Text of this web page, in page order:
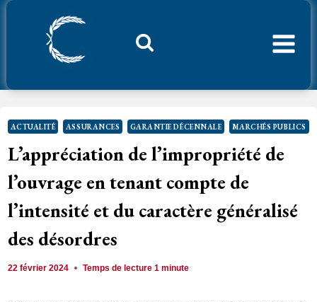
Aller
ACTUALITÉ ASSURANCES GARANTIE DÉCENNALE MARCHÉS PUBLICS
L’appréciation de l’impropriété de
l’ouvrage en tenant compte de
l’intensité et du caractère généralisé
des désordres
22 février 2024 Temps de lecture1 minute